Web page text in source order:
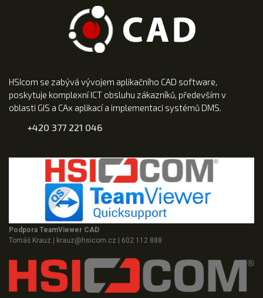
HSIcom se zabývá vývojem aplikačního CAD software,
poskytuje komplexní ICT obsluhu zákazníků, především v
oblasti GIS a CAx aplikací a implementaci systémů DMS.
+420 377 221 046
Podpora TeamViewer CAD
Tomáš Krauz
krauz@hsicom.cz 602 112 888